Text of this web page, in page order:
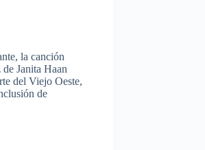
la canción
Janita Haan
del Viejo Oeste,
de